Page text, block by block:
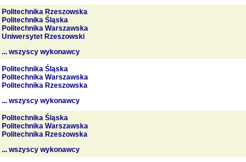
Politechnika Rzeszowska
Politechnika Śląska
Politechnika Warszawska
Uniwersytet Rzeszowski
... wszyscy wykonawcy
Politechnika Śląska
Politechnika Warszawska
Politechnika Rzeszowska
... wszyscy wykonawcy
Politechnika Śląska
Politechnika Warszawska
Politechnika Rzeszowska
... wszyscy wykonawcy